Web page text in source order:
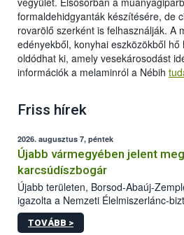
formaldehidgyanták készítésére, de
rovarölő szerként is felhasználják. A
edényekből, konyhai eszközökből hő
oldódhat ki, amely vesekárosodást
információk a melaminról a Nébih
Friss hírek
2026. augusztus 7, péntek
Újabb vármegyében jelent
karcsúdíszbogár
Újabb területen, Borsod-Abaúj-
igazolta a Nemzeti Élelmiszerlánc-
kőrisrontó karcsúdíszbogár (Agrilus
kártevőt nem csak színcsapdában
TOVÁBB >